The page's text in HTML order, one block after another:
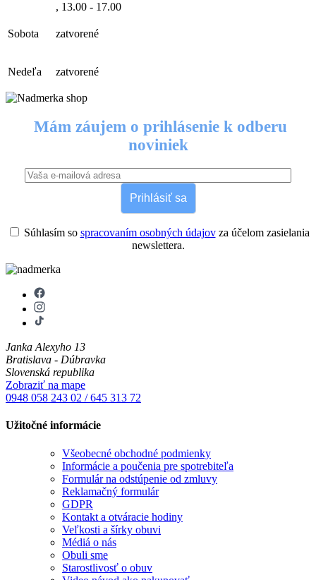
, 13.00 - 17.00
Sobota zatvorené
Nedeľa zatvorené
Mám záujem o prihlásenie k odberu
noviniek
Prihlásiť sa
Súhlasím so spracovaním osobných údajovza účelom zasielania
newslettera.
Janka Alexyho 13
Bratislava - Dúbravka
Slovenská republika
Zobraziť na mape
0948 058 243 02 / 645 313 72
Užitočné informácie
Všeobecné obchodné podmienky
Informácie a poučenia pre spotrebiteľa
Formulár na odstúpenie od zmluvy
Reklamačný formulár
GDPR
Kontakt a otváracie hodiny
Veľkosti a šírky obuvi
Médiá o nás
Obuli sme
Starostlivosť o obuv